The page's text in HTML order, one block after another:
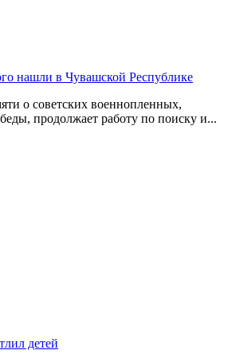
нашли в Чувашской Республике
о советских военнопленных,
продолжает работу по поиску и...
детей